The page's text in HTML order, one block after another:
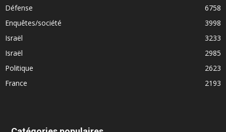
Défense
6758
Enquêtes/société
3998
Israël
3233
Israël
2985
Politique
2623
France
2193